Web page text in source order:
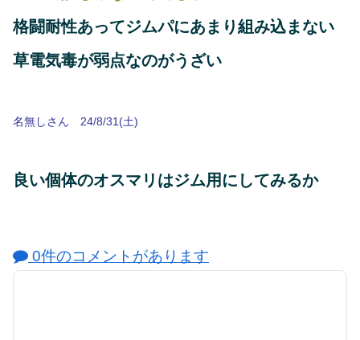
格闘耐性あってジムパにあまり組み込まない
草電気毒が弱点なのがうざい
名無しさん 24/8/31(土)
良い個体のオスマリはジム用にしてみるか
0件のコメントがあります